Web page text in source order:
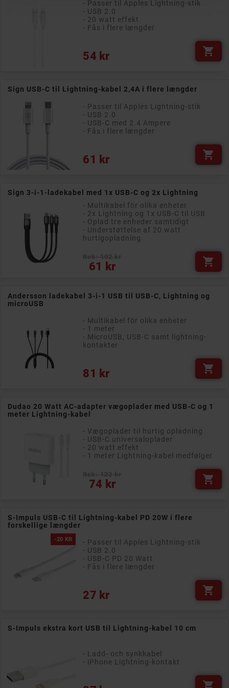
- Passer til Apples Lightning-stik
- USB 2.0
- 20 watt effekt
- Fås i flere længder
54 kr
Pris 
Sign USB-C til Lightning-kabel 2,4A i flere længder
- Passer til Apples Lightning-stik
- USB 2.0
- USB-C med 2.4 Ampere
- Fås i flere længder
61 kr
Pris 
Sign 3-i-1-ladekabel med 1x USB-C og 2x Lightning
- Multikabel för olika enheter
- 2x Lightning og 1x USB-C til USB
- Oplad tre enheder samtidigt
- Understøttelse af 20 watt
hurtigopladning
61 kr
Pris 
Andersson ladekabel 3-i-1 USB til USB-C, Lightning og
microUSB
- Multikabel för olika enheter
- 1 meter
- MicroUSB, USB-C samt lightning-
kontakter
81 kr
Pris 
Dudao 20 Watt AC-adapter vægoplader med USB-C og 1
meter Lightning-kabel
- Vægoplader til hurtig opladning
- USB-C universaloplader
- 20 watt effekt
- 1 meter Lightning-kabel medfølger
74 kr
Pris 
S-Impuls USB-C til Lightning-kabel PD 20W i flere
forskellige længder
-20 KR
- Passer til Apples Lightning-stik
- USB 2.0
- USB-C PD 20 Watt
- Fås i flere længder
27 kr
Normalpris
Pris 
S-Impuls ekstra kort USB til Lightning-kabel 10 cm
- Ladd- och synkkabel
- iPhone Lightning-kontakt
